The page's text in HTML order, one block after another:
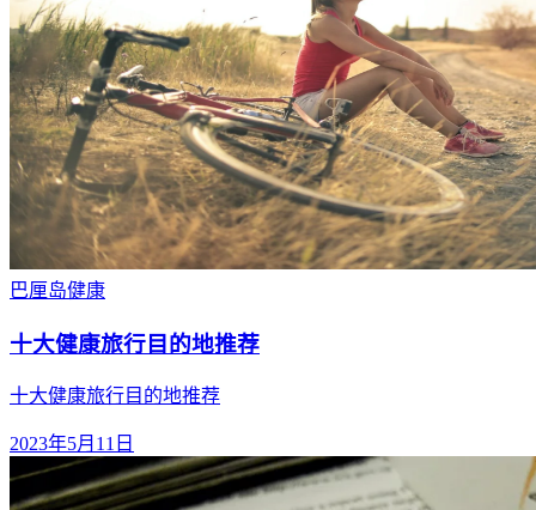
巴厘岛健康
十大健康旅行目的地推荐
十大健康旅行目的地推荐
2023年5月11日